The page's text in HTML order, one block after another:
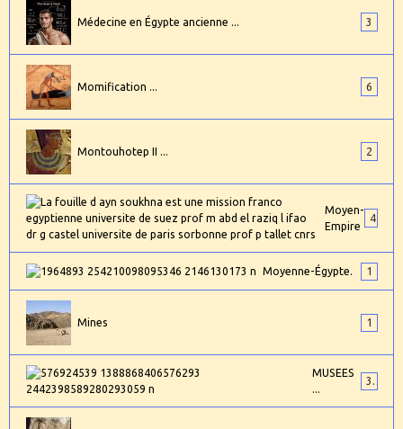
Médecine en Égypte ancienne ... 3
Momification ... 6
Montouhotep II ... 2
Moyen-
Empire
Moyenne-Égypte. 1
Mines 1
MUSEES
...
3